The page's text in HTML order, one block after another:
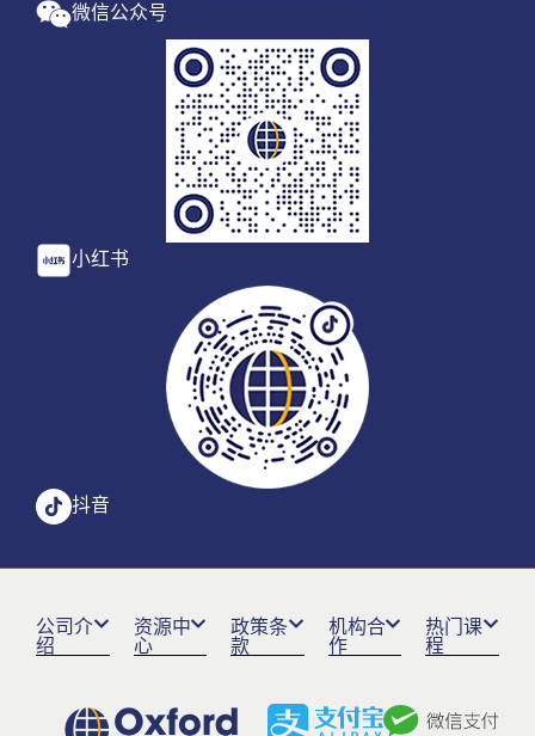
微信公众号
小红书
抖音
公司介
绍
资源中
心
政策条
款
机构合
作
热门课
程